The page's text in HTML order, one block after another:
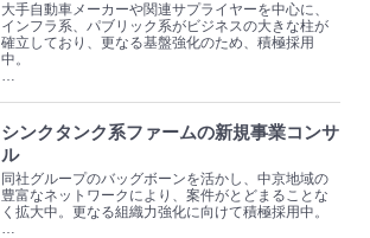
大手自動車メーカーや関連サプライヤーを中心に、
インフラ系、パブリック系がビジネスの大きな柱が
確立しており、更なる基盤強化のため、積極採用
中。
…
シンクタンク系ファームの新規事業コンサ
ル
同社グループのバッグボーンを活かし、中京地域の
豊富なネットワークにより、案件がとどまることな
く拡大中。更なる組織力強化に向けて積極採用中。
…